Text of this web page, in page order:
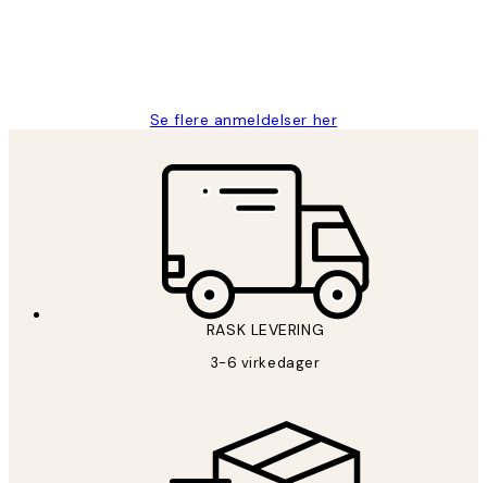
Se flere anmeldelser her
RASK LEVERING
3-6 virkedager